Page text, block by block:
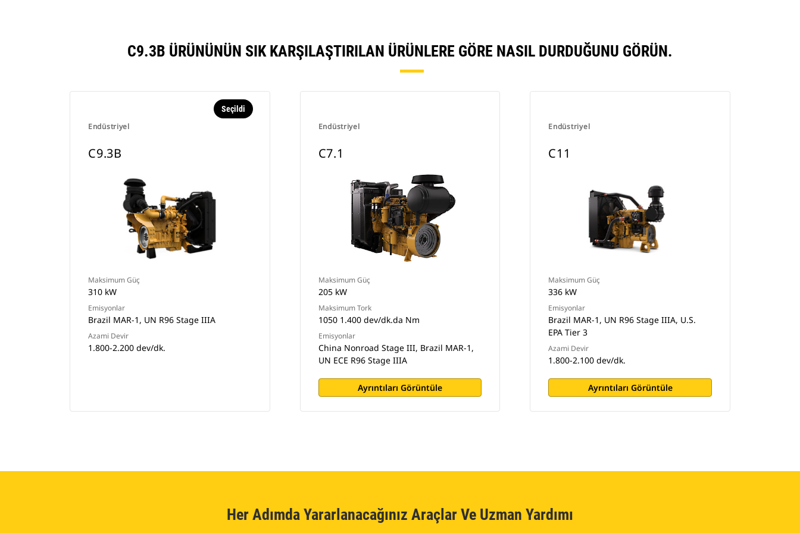
C9.3B ÜRÜNÜNÜN SIK KARŞILAŞTIRILAN ÜRÜNLERE GÖRE NASIL DURDUĞUNU GÖRÜN.
Endüstriyel
Seçildi
C9.3B
Maksimum Güç
310 kW
Emisyonlar
Brazil MAR-1, UN R96 Stage IIIA
Azami Devir
1.800-2.200 dev/dk.
Endüstriyel
C7.1
Maksimum Güç
205 kW
Maksimum Tork
1050 1.400 dev/dk.da Nm
Emisyonlar
China Nonroad Stage III, Brazil MAR-1,
UN ECE R96 Stage IIIA
Ayrıntıları Görüntüle
Endüstriyel
C11
Maksimum Güç
336 kW
Emisyonlar
Brazil MAR-1, UN R96 Stage IIIA, U.S.
EPA Tier 3
Azami Devir
1.800-2.100 dev/dk.
Ayrıntıları Görüntüle
Her Adımda Yararlanacağınız Araçlar Ve Uzman Yardımı